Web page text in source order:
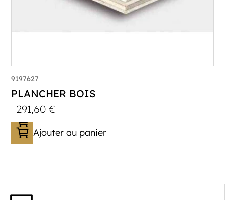
9197627
PLANCHER BOIS
291,60€
Ajouter au panier